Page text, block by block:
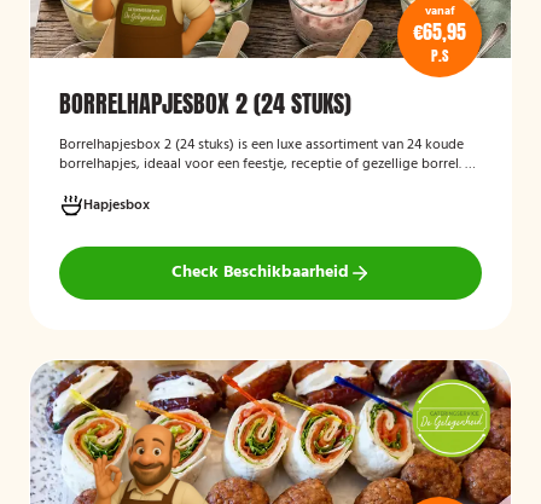
vanaf
€65,95
P.S
BORRELHAPJESBOX 2 (24 STUKS)
Borrelhapjesbox 2 (24 stuks) is een luxe assortiment van 24 koude
borrelhapjes, ideaal voor een feestje, receptie of gezellige borrel. De
klaar worden geleverd, zodat u uw gasten eenvoudig kunt trakteren
op een smaakvolle en feestelijke borrelervaring.
Hapjesbox
Check Beschikbaarheid